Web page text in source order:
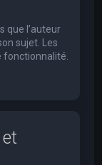
que l’auteur
sujet. Les